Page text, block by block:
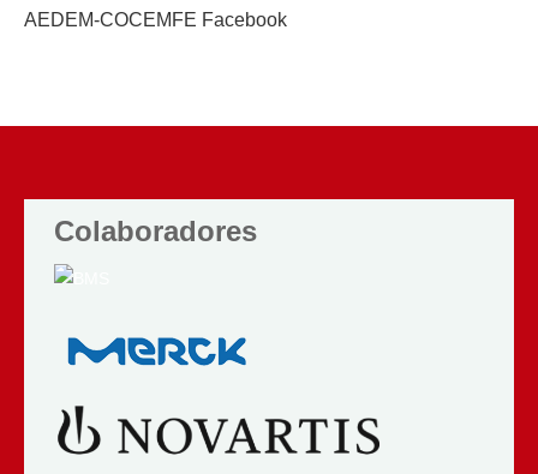
AEDEM-COCEMFE Facebook
Colaboradores